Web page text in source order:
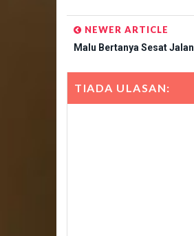
NEWER ARTICLE
Malu Bertanya Sesat Jalan
TIADA ULASAN: